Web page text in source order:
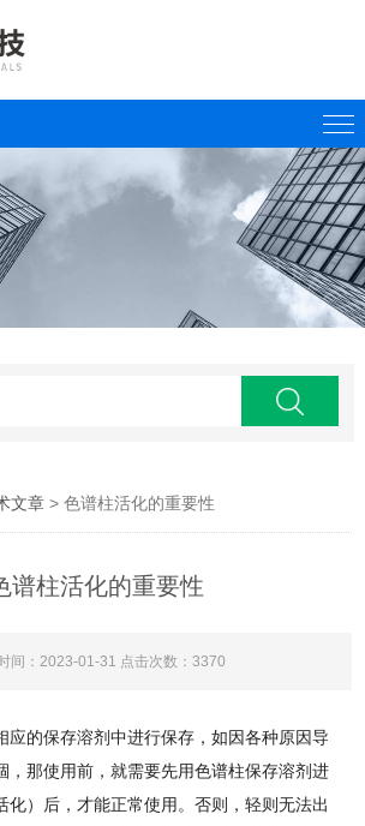
文章 > 色谱柱活化的重要性
谱柱活化的重要性
间：2023-01-31 点击次数：3370
应的保存溶剂中进行保存，如因各种原因导
，那使用前，就需要先用色谱柱保存溶剂进
化）后，才能正常使用。否则，轻则无法出